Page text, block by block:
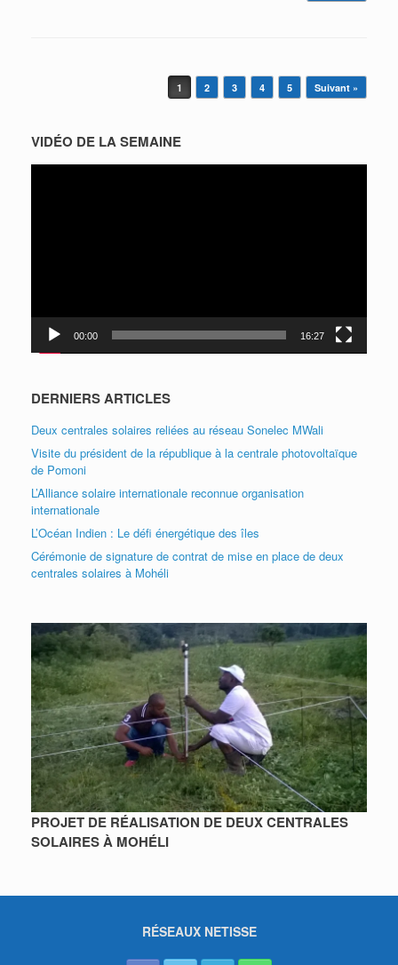
1 2 3 4 5 Suivant »
VIDÉO DE LA SEMAINE
00:00 16:27
DERNIERS ARTICLES
Deux centrales solaires reliées au réseau Sonelec MWali
Visite du président de la république à la centrale photovoltaïque
de Pomoni
L’Alliance solaire internationale reconnue organisation
internationale
L’Océan Indien : Le défi énergétique des îles
Cérémonie de signature de contrat de mise en place de deux
centrales solaires à Mohéli
PROJET DE RÉALISATION DE DEUX CENTRALES
SOLAIRES À MOHÉLI
RÉSEAUX NETISSE